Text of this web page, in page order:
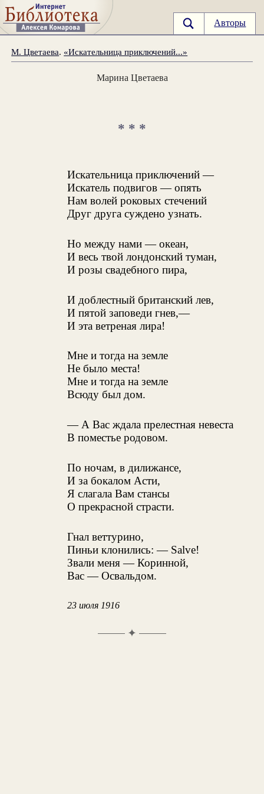
Авторы
М. Цветаева. «Искательница приключений...»
Марина Цветаева
* * *
Искательница приключений —
Искатель подвигов — опять
Нам волей роковых стечений
Друг друга суждено узнать.
Но между нами — океан,
И весь твой лондонский туман,
И розы свадебного пира,
И доблестный британский лев,
И пятой заповеди гнев,—
И эта ветреная лира!
Мне и тогда на земле
Не было места!
Мне и тогда на земле
Всюду был дом.
— А Вас ждала прелестная невеста
В поместье родовом.
По ночам, в дилижансе,
И за бокалом Асти,
Я слагала Вам стансы
О прекрасной страсти.
Гнал веттурино,
Пиньи клонились: — Salve!
Звали меня — Коринной,
Вас — Освальдом.
23 июля 1916
✦